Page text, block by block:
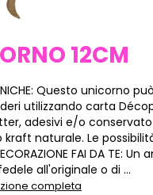
12CM
Questo unicorno
utilizzando carta
adesivi e/o
naturale. Le
FAI DA TE:
all'originale o di ...
completa